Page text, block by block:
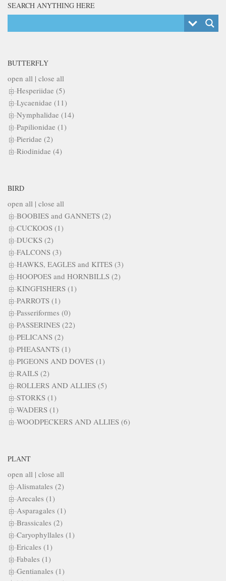
SEARCH ANYTHING HERE
BUTTERFLY
open all | close all
Hesperiidae (5)
Lycaenidae (11)
Nymphalidae (14)
Papilionidae (1)
Pieridae (2)
Riodinidae (4)
BIRD
open all | close all
BOOBIES and GANNETS (2)
CUCKOOS (1)
DUCKS (2)
FALCONS (3)
HAWKS, EAGLES and KITES (3)
HOOPOES and HORNBILLS (2)
KINGFISHERS (1)
PARROTS (1)
Passeriformes (0)
PASSERINES (22)
PELICANS (2)
PHEASANTS (1)
PIGEONS AND DOVES (1)
RAILS (2)
ROLLERS AND ALLIES (5)
STORKS (1)
WADERS (1)
WOODPECKERS AND ALLIES (6)
PLANT
open all | close all
Alismatales (2)
Arecales (1)
Asparagales (1)
Brassicales (2)
Caryophyllales (1)
Ericales (1)
Fabales (1)
Gentianales (1)